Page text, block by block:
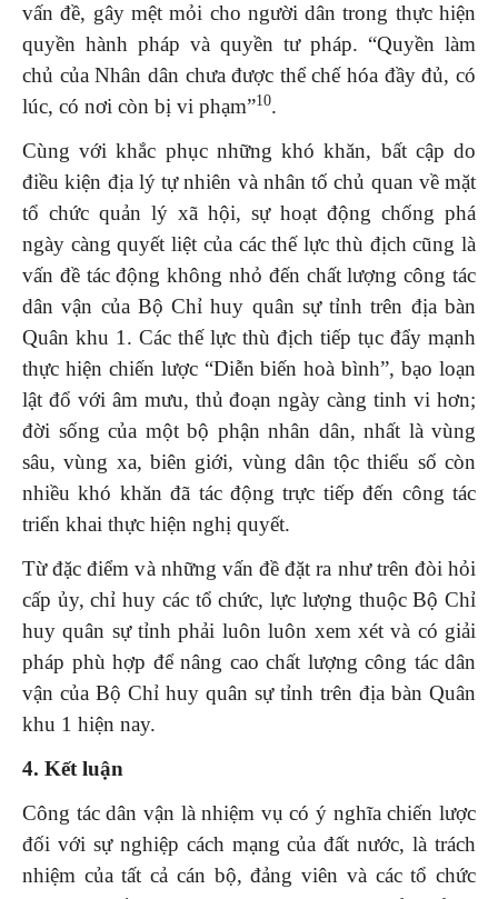
vấn đề, gây mệt mỏi cho người dân trong thực hiện
quyền hành pháp và quyền tư pháp. “Quyền làm
chủ của Nhân dân chưa được thể chế hóa đầy đủ, có
lúc, có nơi còn bị vi phạm”10.
Cùng với khắc phục những khó khăn, bất cập do
điều kiện địa lý tự nhiên và nhân tố chủ quan về mặt
tổ chức quản lý xã hội, sự hoạt động chống phá
ngày càng quyết liệt của các thế lực thù địch cũng là
vấn đề tác động không nhỏ đến chất lượng công tác
dân vận của Bộ Chỉ huy quân sự tỉnh trên địa bàn
Quân khu 1. Các thế lực thù địch tiếp tục đẩy mạnh
thực hiện chiến lược “Diễn biến hoà bình”, bạo loạn
lật đổ với âm mưu, thủ đoạn ngày càng tinh vi hơn;
đời sống của một bộ phận nhân dân, nhất là vùng
sâu, vùng xa, biên giới, vùng dân tộc thiểu số còn
nhiều khó khăn đã tác động trực tiếp đến công tác
triển khai thực hiện nghị quyết.
Từ đặc điểm và những vấn đề đặt ra như trên đòi hỏi
cấp ủy, chỉ huy các tổ chức, lực lượng thuộc Bộ Chỉ
huy quân sự tỉnh phải luôn luôn xem xét và có giải
pháp phù hợp để nâng cao chất lượng công tác dân
vận của Bộ Chỉ huy quân sự tỉnh trên địa bàn Quân
khu 1 hiện nay.
4. Kết luận
Công tác dân vận là nhiệm vụ có ý nghĩa chiến lược
đối với sự nghiệp cách mạng của đất nước, là trách
nhiệm của tất cả cán bộ, đảng viên và các tổ chức